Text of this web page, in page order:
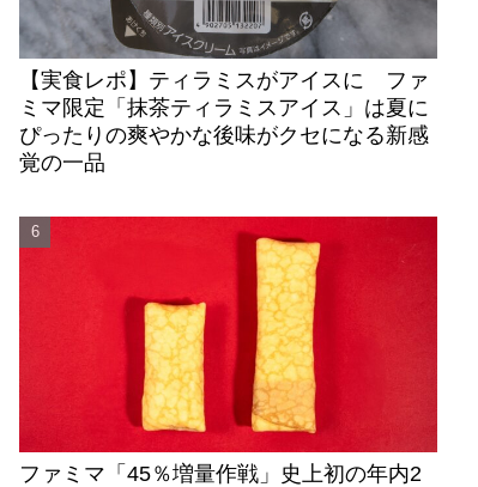
【実食レポ】ティラミスがアイスに ファ
ミマ限定「抹茶ティラミスアイス」は夏に
ぴったりの爽やかな後味がクセになる新感
覚の一品
ファミマ「45％増量作戦」史上初の年内2